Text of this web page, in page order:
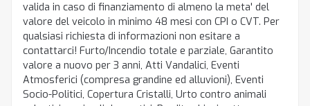
valida in caso di finanziamento di almeno la meta' del
valore del veicolo in minimo 48 mesi con CPI o CVT. Per
qualsiasi richiesta di informazioni non esitare a
contattarci! Furto/Incendio totale e parziale, Garantito
valore a nuovo per 3 anni, Atti Vandalici, Eventi
Atmosferici (compresa grandine ed alluvioni), Eventi
Socio-Politici, Copertura Cristalli, Urto contro animali